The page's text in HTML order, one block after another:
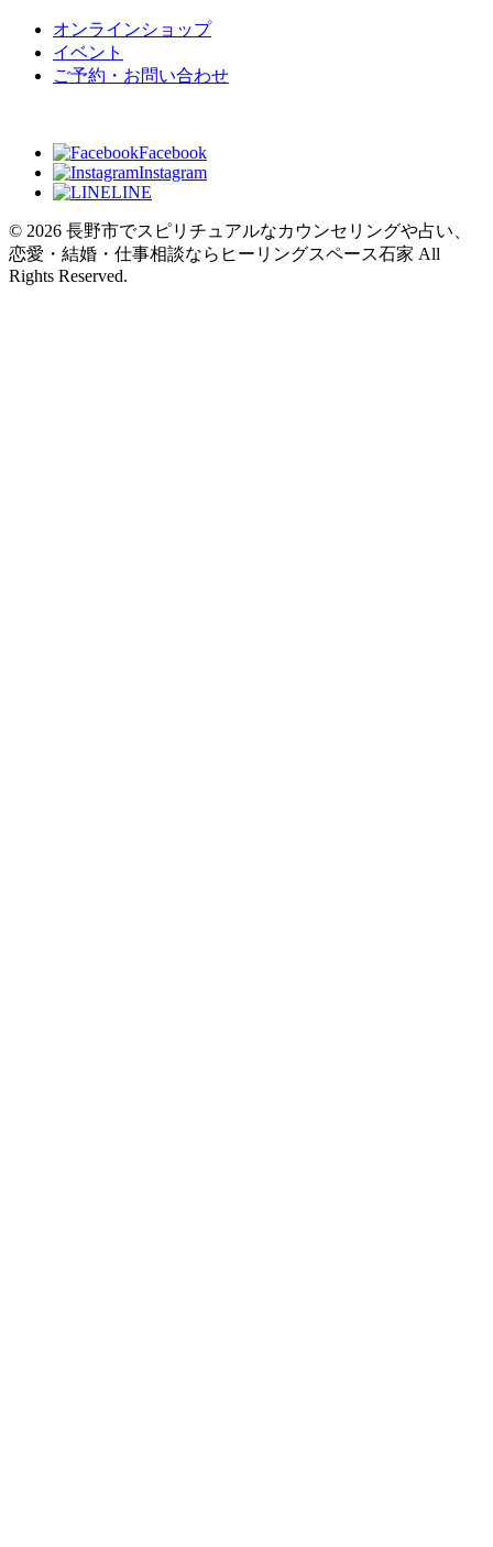
オンラインショップ
イベント
ご予約・お問い合わせ
Facebook
Instagram
LINE
© 2026 長野市でスピリチュアルなカウンセリングや占い、
恋愛・結婚・仕事相談ならヒーリングスペース石家 All
Rights Reserved.